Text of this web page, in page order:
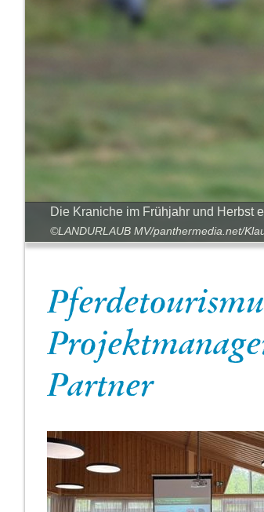
Die Kraniche im Frühjahr und Herbst
©LANDURLAUB MV/panthermedia.net/
Partner